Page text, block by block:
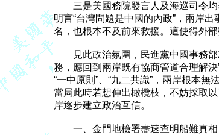
三是美國務院發言人及海巡司令均
明言“台灣問題是中國的內政”，兩岸
名，也根本不及前來救援。這使得外部
見此政治氛圍，民進黨中國事務部
務，應回到兩岸既有協商管道合理解
“一中原則”、“九二共識”，兩岸根本無
當局此時若想伸出橄欖枝，不妨採取
岸逐步建立政治互信。
一、金門地檢署盡速查明船難真相